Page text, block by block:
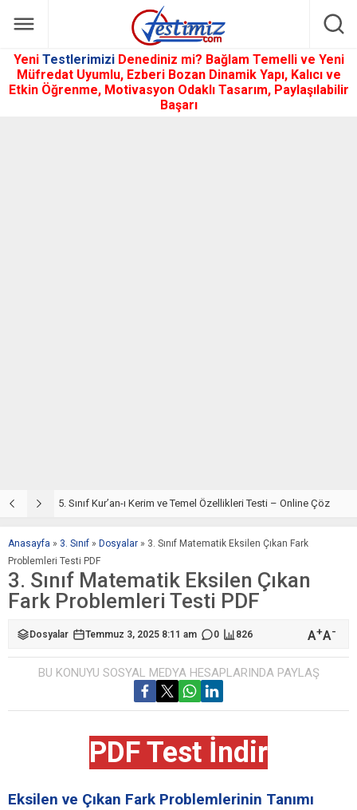
Yeni Testlerimizi Denediniz mi? Bağlam Temelli ve Yeni
Müfredat Uyumlu, Ezberi Bozan Dinamik Yapı, Kalıcı ve
Etkin Öğrenme, Motivasyon Odaklı Tasarım, Paylaşılabilir
Başarı
5. Sınıf Kur’an-ı Kerim ve Temel Özellikleri Testi – Online Çöz
Anasayfa » 3. Sınıf » Dosyalar » 3. Sınıf Matematik Eksilen Çıkan Fark
Problemleri Testi PDF
3. Sınıf Matematik Eksilen Çıkan
Fark Problemleri Testi PDF
Dosyalar Temmuz 3, 2025 8:11 am 0 826 A+A-
BU KONUYU SOSYAL MEDYA HESAPLARINDA PAYLAŞ
PDF Test İndir
Eksilen ve Çıkan Fark Problemlerinin Tanımı